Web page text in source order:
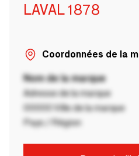
LAVAL 1878
Coordonnées de la
Nom de la marque
Adresse de la marque
00000 Ville de la marque
Pays / Région